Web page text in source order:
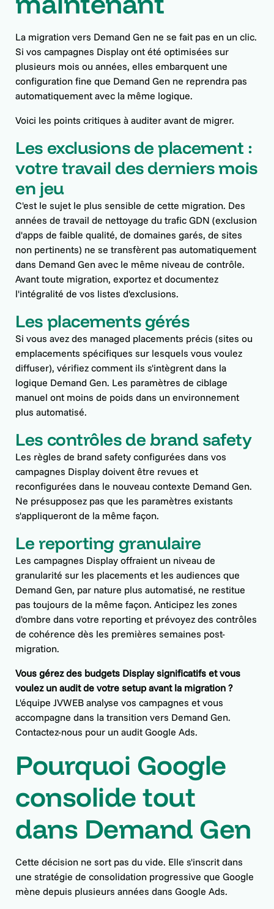
La migration vers Demand Gen ne se fait pas en un clic.
Si vos campagnes Display ont été optimisées sur
plusieurs mois ou années, elles embarquent une
configuration fine que Demand Gen ne reprendra pas
automatiquement avec la même logique.
Voici les points critiques à auditer avant de migrer.
Les exclusions de placement :
votre travail des derniers mois
en jeu
C'est le sujet le plus sensible de cette migration. Des
années de travail de nettoyage du trafic GDN (exclusion
d'apps de faible qualité, de domaines garés, de sites
non pertinents) ne se transfèrent pas automatiquement
dans Demand Gen avec le même niveau de contrôle.
Avant toute migration, exportez et documentez
l'intégralité de vos listes d'exclusions.
Les placements gérés
Si vous avez des managed placements précis (sites ou
emplacements spécifiques sur lesquels vous voulez
diffuser), vérifiez comment ils s'intègrent dans la
logique Demand Gen. Les paramètres de ciblage
manuel ont moins de poids dans un environnement
plus automatisé.
Les contrôles de brand safety
Les règles de brand safety configurées dans vos
campagnes Display doivent être revues et
reconfigurées dans le nouveau contexte Demand Gen.
Ne présupposez pas que les paramètres existants
s'appliqueront de la même façon.
Le reporting granulaire
Les campagnes Display offraient un niveau de
granularité sur les placements et les audiences que
Demand Gen, par nature plus automatisé, ne restitue
pas toujours de la même façon. Anticipez les zones
d'ombre dans votre reporting et prévoyez des contrôles
de cohérence dès les premières semaines post-
migration.
Vous gérez des budgets Display significatifs et vous
voulez un audit de votre setup avant la migration ?
L'équipe JVWEB analyse vos campagnes et vous
accompagne dans la transition vers Demand Gen.
Contactez-nous pour un audit Google Ads.
Pourquoi Google
consolide tout
dans Demand Gen
Cette décision ne sort pas du vide. Elle s'inscrit dans
une stratégie de consolidation progressive que Google
mène depuis plusieurs années dans Google Ads.